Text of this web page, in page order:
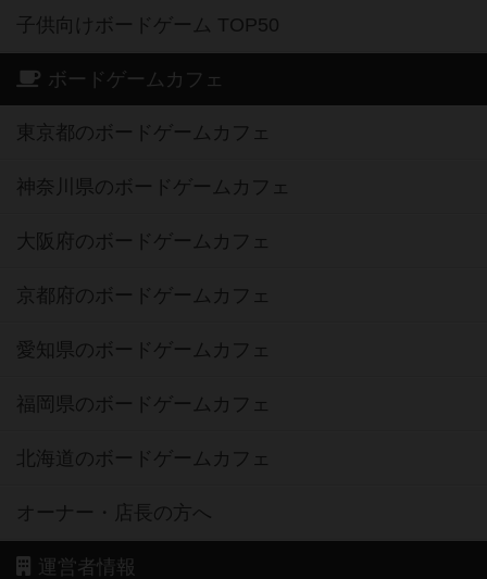
子供向けボードゲーム TOP50
ボードゲームカフェ
東京都のボードゲームカフェ
神奈川県のボードゲームカフェ
大阪府のボードゲームカフェ
京都府のボードゲームカフェ
愛知県のボードゲームカフェ
福岡県のボードゲームカフェ
北海道のボードゲームカフェ
オーナー・店長の方へ
運営者情報